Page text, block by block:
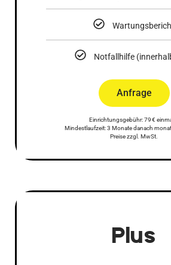
Notfallhilfe
Anfrage
Einrichtungsgebühr: 79 €
Mindestlaufzeit: 3 Monate danach
Preise zzgl. MwSt.
Plus